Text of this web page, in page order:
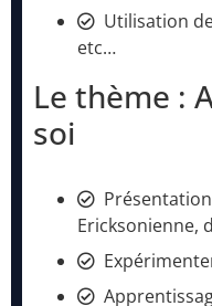
Utilisation
etc…
Le thème :
soi
Ericksonienne,